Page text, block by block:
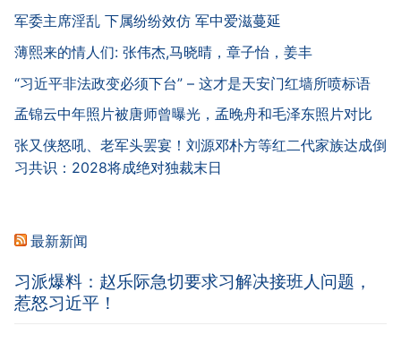
军委主席淫乱 下属纷纷效仿 军中爱滋蔓延
薄熙来的情人们: 张伟杰,马晓晴，章子怡，姜丰
“习近平非法政变必须下台” – 这才是天安门红墙所喷标语
孟锦云中年照片被唐师曾曝光，孟晚舟和毛泽东照片对比
张又侠怒吼、老军头罢宴！刘源邓朴方等红二代家族达成倒
习共识：2028将成绝对独裁末日
最新新闻
习派爆料：赵乐际急切要求习解决接班人问题，
惹怒习近平！